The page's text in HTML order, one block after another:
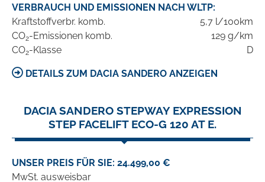
VERBRAUCH UND EMISSIONEN NACH WLTP:
Kraftstoffverbr. komb.
5,7 l/100km
CO2-Emissionen komb.
129 g/km
CO2-Klasse D
DETAILS ZUM DACIA SANDERO ANZEIGEN
DACIA SANDERO STEPWAY EXPRESSION
STEP FACELIFT ECO-G 120 AT E.
UNSER PREIS FÜR SIE: 24.499,00 €
MwSt. ausweisbar